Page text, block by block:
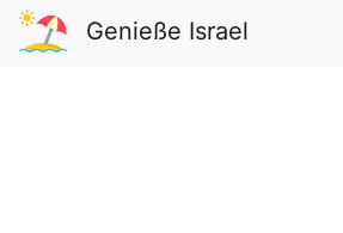
Genieße Israel